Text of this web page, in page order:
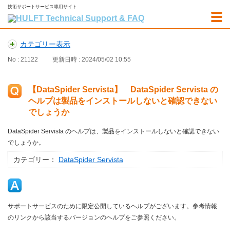
技術サポートサービス専用サイト
カテゴリー表示
No : 21122 更新日時 : 2024/05/02 10:55
【DataSpider Servista】 DataSpider Servista の
ヘルプは製品をインストールしないと確認できない
でしょうか
DataSpider Servista のヘルプは、製品をインストールしないと確認できない
でしょうか。
カテゴリー： DataSpider Servista
サポートサービスのために限定公開しているヘルプがございます。参考情報
のリンクから該当するバージョンのヘルプをご参照ください。